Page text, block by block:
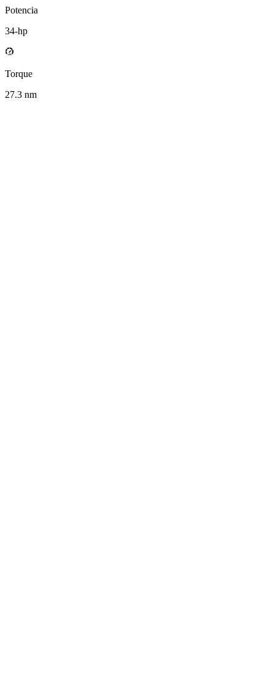
Potencia
34-hp
Torque
27.3 nm